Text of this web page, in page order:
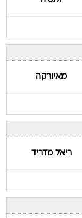
מאיורקה
ריאל מדריד